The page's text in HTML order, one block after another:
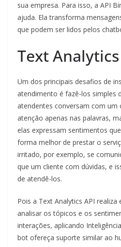
sua empresa. Para isso, a API
ajuda. Ela transforma
que podem ser lidos pelos
Text Analytics
Um dos principais desafios de
atendimento é fazê-los simples
atendentes conversam com um
atenção apenas nas palavras,
elas expressam sentimentos
forma melhor de prestar o
irritado, por exemplo, se
que um cliente com dúvidas, e
de atendê-los.
Pois a Text Analytics API
analisar os tópicos e os
interações, aplicando
bot ofereça suporte similar ao